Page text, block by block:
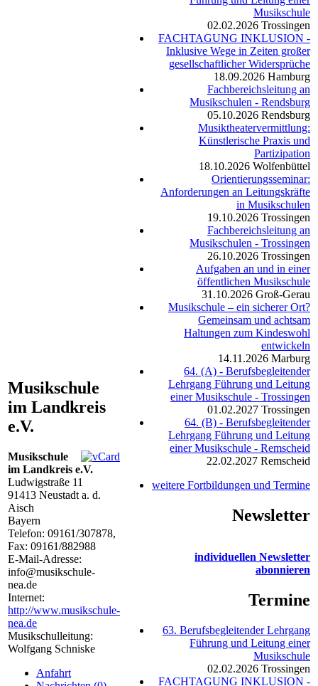
Musikschule
im Landkreis
e.V.
Musikschule
im Landkreis e.V.
Ludwigstraße 11
91413 Neustadt a. d.
Aisch
Bayern
Telefon: 09161/307878,
Fax: 09161/882988
E-Mail-Adresse:
info@musikschule-
nea.de
Internet:
http://www.musikschule-
nea.de
Musikschulleitung:
Wolfgang Schniske
Anfahrt
Musikschule
02.02.2026 Trossingen
FACHTAGUNG INKLUSION -
Inklusive Wege in Zeiten großer
gesellschaftlicher Widersprüche
18.09.2026 Hamburg
Fachbereichsleitung an
Musikschulen - Rendsburg
05.10.2026 Rendsburg
Musiktheatervermittlung:
Künstlerische Praxis und
Partizipation
18.10.2026 Wolfenbüttel
Orientierungsseminar:
Anforderungen an Leitungskräfte
in Musikschulen
19.10.2026 Trossingen
Fachbereichsleitung an
Musikschulen - Trossingen
26.10.2026 Trossingen
Aufgaben an und in einer
öffentlichen Musikschule
31.10.2026 Groß-Gerau
Musikschule – ein sicherer Ort?
Gemeinsam und achtsam
Haltungen zum Kindeswohl
entwickeln
14.11.2026 Marburg
64. (A) - Berufsbegleitender
Lehrgang Führung und Leitung
einer Musikschule - Trossingen
01.02.2027 Trossingen
64. (B) - Berufsbegleitender
Lehrgang Führung und Leitung
einer Musikschule - Remscheid
22.02.2027 Remscheid
weitere Fortbildungen und Termine
Newsletter
individuellen Newsletter
abonnieren
Termine
63. Berufsbegleitender Lehrgang
Führung und Leitung einer
Musikschule
02.02.2026 Trossingen
FACHTAGUNG INKLUSION -